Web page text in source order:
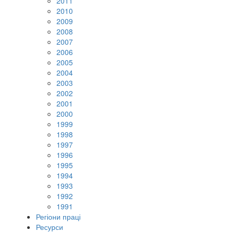
2010
2009
2008
2007
2006
2005
2004
2003
2002
2001
2000
1999
1998
1997
1996
1995
1994
1993
1992
1991
Регіони праці
Ресурси